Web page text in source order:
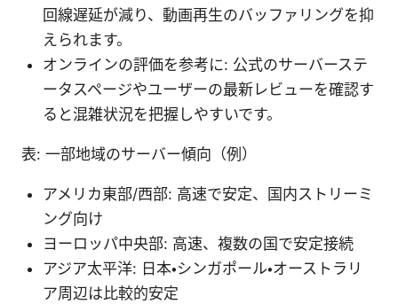
回線遅延が減り、動画再生のバッファリングを抑
えられます。
オンラインの評価を参考に: 公式のサーバーステ
ータスページやユーザーの最新レビューを確認す
ると混雑状況を把握しやすいです。
表: 一部地域のサーバー傾向（例）
アメリカ東部/西部: 高速で安定、国内ストリーミ
ング向け
ヨーロッパ中央部: 高速、複数の国で安定接続
アジア太平洋: 日本・シンガポール・オーストラリ
ア周辺は比較的安定